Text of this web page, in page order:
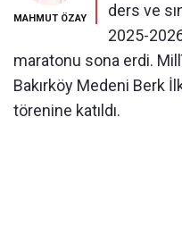
MAHMUT ÖZAY
ders ve
2025-
maratonu sona erdi.
Bakırköy Medeni Berk
törenine katıldı.